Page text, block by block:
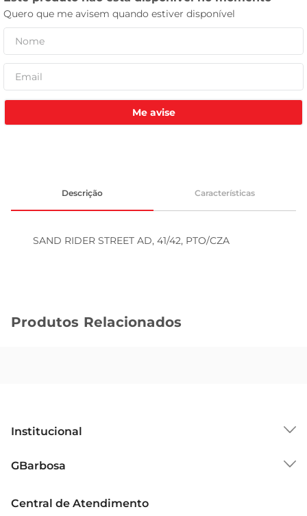
Me avise
Descrição Características
SAND RIDER STREET AD, 41/42, PTO/CZA
Produtos Relacionados
Institucional
Grupo Cencosud
Sobre Privacidade
GBarbosa
Garantia Estendida
Central de Atendimento
leite pó